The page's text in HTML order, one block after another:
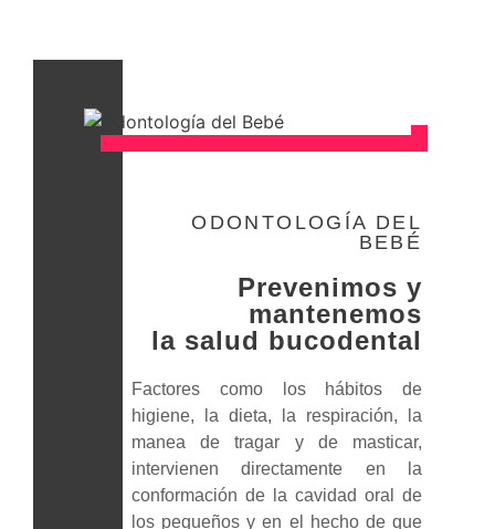
ODONTOLOGÍA DEL
BEBÉ
Prevenimos y
mantenemos
la salud bucodental
Factores como los hábitos de
higiene, la dieta, la respiración, la
manea de tragar y de masticar,
intervienen directamente en la
conformación de la cavidad oral de
los pequeños y en el hecho de que